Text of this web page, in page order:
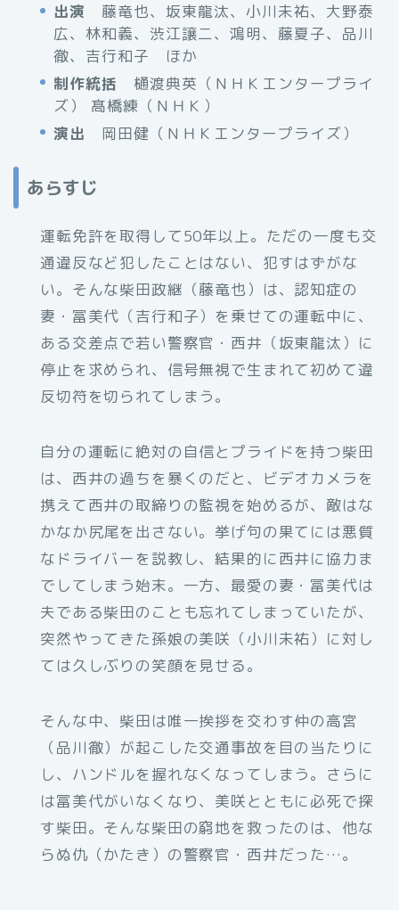
出演 藤竜也、坂東龍汰、小川未祐、大野泰
広、林和義、渋江譲二、鴻明、藤夏子、品川
徹、吉行和子 ほか
制作統括 樋渡典英（ＮＨＫエンタープライ
ズ） 髙橋練（ＮＨＫ）
演出 岡田健（ＮＨＫエンタープライズ）
あらすじ
運転免許を取得して50年以上。ただの一度も交
通違反など犯したことはない、犯すはずがな
い。そんな柴田政継（藤竜也）は、認知症の
妻・冨美代（吉行和子）を乗せての運転中に、
ある交差点で若い警察官・西井（坂東龍汰）に
停止を求められ、信号無視で生まれて初めて違
反切符を切られてしまう。
自分の運転に絶対の自信とプライドを持つ柴田
は、西井の過ちを暴くのだと、ビデオカメラを
携えて西井の取締りの監視を始めるが、敵はな
かなか尻尾を出さない。挙げ句の果てには悪質
なドライバーを説教し、結果的に西井に協力ま
でしてしまう始末。一方、最愛の妻・冨美代は
夫である柴田のことも忘れてしまっていたが、
突然やってきた孫娘の美咲（小川未祐）に対し
ては久しぶりの笑顔を見せる。
そんな中、柴田は唯一挨拶を交わす仲の高宮
（品川徹）が起こした交通事故を目の当たりに
し、ハンドルを握れなくなってしまう。さらに
は冨美代がいなくなり、美咲とともに必死で探
す柴田。そんな柴田の窮地を救ったのは、他な
らぬ仇（かたき）の警察官・西井だった…。